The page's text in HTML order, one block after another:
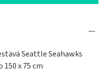
Seattle Seahawks
x 75 cm